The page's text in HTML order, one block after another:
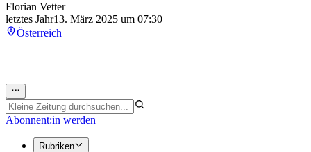
Florian Vetter
letztes Jahr13. März 2025 um 07:30
Österreich
Abonnent:in werden
Rubriken